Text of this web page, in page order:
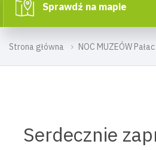
Strona główna NOC MUZEÓW
Sprawdź na mapie
Serdecznie